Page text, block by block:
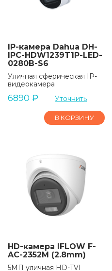
IP-камера Dahua DH-
IPC-HDW1239T1P-LED-
0280B-S6
Уличная сферическая IP-
видеокамера
6890 ₽ Уточнить
В КОРЗИНУ
HD-камера IFLOW F-
AC-2352M (2.8mm)
5МП уличная HD-TVI